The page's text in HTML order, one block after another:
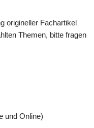
origineller Fachartikel
Themen, bitte fragen
und Online)